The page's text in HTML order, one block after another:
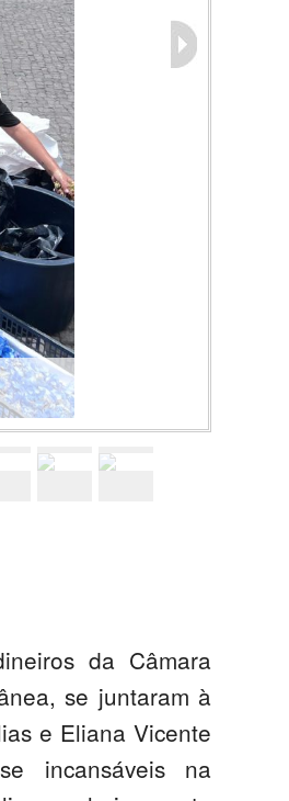
da Câmara
se juntaram à
e Eliana Vicente
incansáveis na